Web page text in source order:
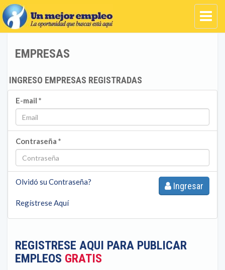
EMPRESAS
INGRESO EMPRESAS REGISTRADAS
E-mail *
Contraseña *
Olvidó su Contraseña?
Regístrese Aquí
Ingresar
REGISTRESE AQUI PARA PUBLICAR
EMPLEOS GRATIS